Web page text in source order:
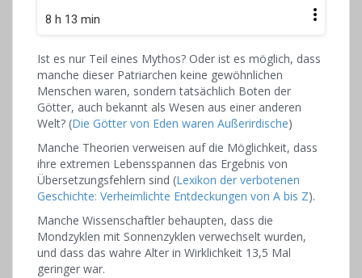
8 h 13 min
Ist es nur Teil eines Mythos? Oder ist es möglich, dass
manche dieser Patriarchen keine gewöhnlichen
Menschen waren, sondern tatsächlich Boten der
Götter, auch bekannt als Wesen aus einer anderen
Welt? (Die Götter von Eden waren Außerirdische)
Manche Theorien verweisen auf die Möglichkeit, dass
ihre extremen Lebensspannen das Ergebnis von
Übersetzungsfehlern sind (Lexikon der verbotenen
Geschichte: Verheimlichte Entdeckungen von A bis Z).
Manche Wissenschaftler behaupten, dass die
Mondzyklen mit Sonnenzyklen verwechselt wurden,
und dass das wahre Alter in Wirklichkeit 13,5 Mal
geringer war.